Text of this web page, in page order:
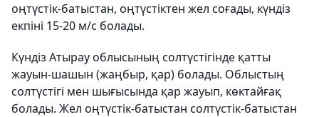
оңтүстік-батыстан, оңтүстіктен жел соғады, күндіз
екпіні 15-20 м/с болады.
Күндіз Атырау облысының солтүстігінде қатты
жауын-шашын (жаңбыр, қар) болады. Облыстың
солтүстігі мен шығысында қар жауып, көктайғақ
болады. Жел оңтүстік-батыстан солтүстік-батыстан